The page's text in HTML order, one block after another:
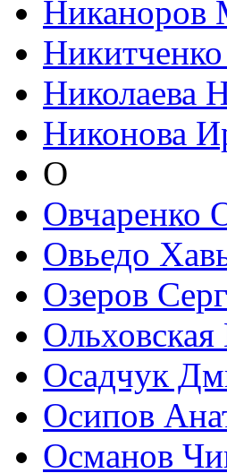
Никаноров
Николаева
Никонова
О
Овчаренко
Овьедо
Озеров
Ольховская
Осадчук
Осипов
Османов